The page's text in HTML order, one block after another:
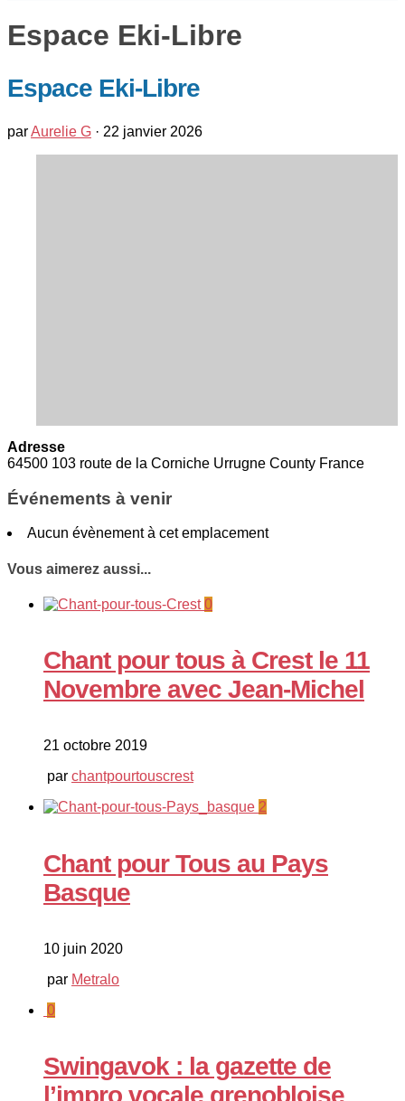
Espace Eki-Libre
Espace Eki-Libre
parAurelie G · 22 janvier 2026
Adresse
64500 103 route de la Corniche Urrugne County France
Événements à venir
Aucun évènement à cet emplacement
Vous aimerez aussi...
0
Chant pour tous à Crest le 11
Novembre avec Jean-Michel
21 octobre 2019
par chantpourtouscrest
2
Chant pour Tous au Pays
Basque
10 juin 2020
par Metralo
0
Swingavok : la gazette de
l’impro vocale grenobloise